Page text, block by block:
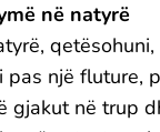
në natyrë
pas një fluture,
gjakut në trup